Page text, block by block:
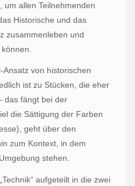
um allen Teilnehmenden
Historische und das
zusammenleben und
von historischen
ist zu Stücken, die eher
das fängt bei der
die Sättigung der Farben
geht über den
zum Kontext, in dem
stehen.
aufgeteilt in die zwei